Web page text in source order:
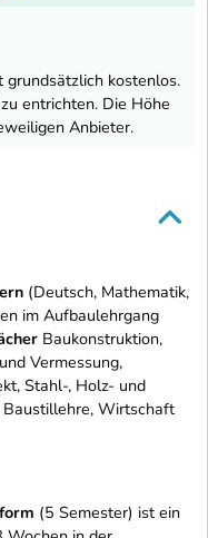
grundsätzlich kostenlos.
entrichten. Die Höhe
Anbieter.
(Deutsch, Mathematik,
im Aufbaulehrgang
Baukonstruktion,
Vermessung,
Stahl-, Holz- und
Baustillehre, Wirtschaft
(5 Semester) ist ein